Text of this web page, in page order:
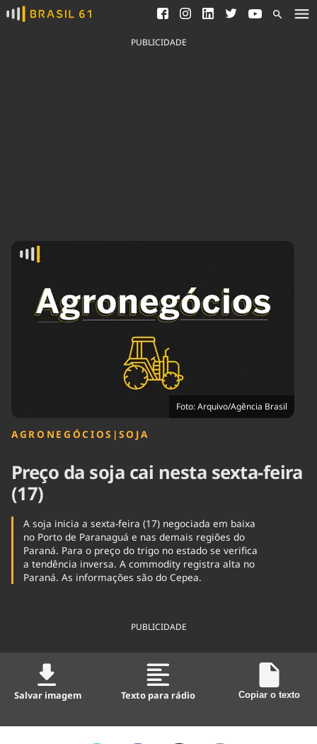
Ver todas as notícias
Saneamento
Indicadores
Agronegócios
Brasil Mineral
Ciência &
Tecnologia
Economia
Educação
Infraestrutura
Internacional
Política
Saúde
Tempo
PUBLICIDADE
Foto: Arquivo/Agência Brasil
AGRONEGÓCIOS |SOJA
Preço da soja cai nesta sexta-feira
(17)
A soja inicia a sexta-feira (17) negociada em baixa
no Porto de Paranaguá e nas demais regiões do
Paraná. Para o preço do trigo no estado se verifica
a tendência inversa. A commodity registra alta no
Paraná. As informações são do Cepea.
PUBLICIDADE
Salvar imagem Texto para rádio Copiar o texto